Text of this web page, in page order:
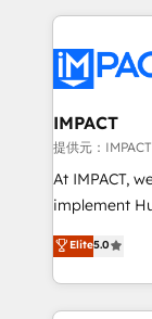
Execution...
Slash
Click
Integration
of your tech stack,
Netsuite 🤖
the rare
Accreditation,
IMPACT
提供元：IMPACT
At IMPACT,
implement HubSpot. We
master it. As the creators of the Endless Customers
System™ (the
Answer),
entirely
Elite5.0